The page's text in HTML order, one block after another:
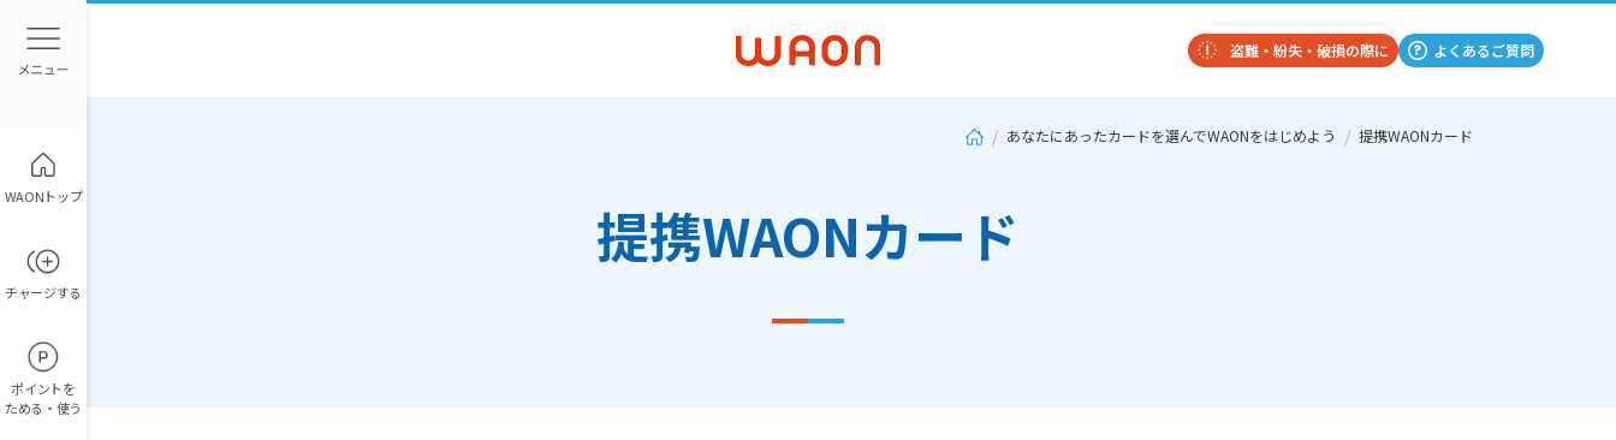
WAONトップ
チャージする
ポイントを
ためる・使う
盗難・紛失・破損の際に よくあるご質問
あなたにあったカードを選んでWAONをはじめよう 提携WAONカード
提携WAONカード